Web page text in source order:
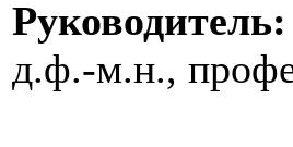
Руководитель:
д.ф.-м.н.,